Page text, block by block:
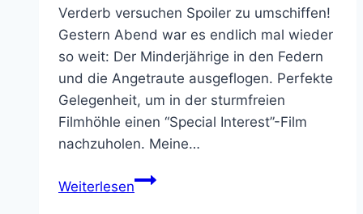
Verderb versuchen Spoiler zu umschiffen!
Gestern Abend war es endlich mal wieder
so weit: Der Minderjährige in den Federn
und die Angetraute ausgeflogen. Perfekte
Gelegenheit, um in der sturmfreien
Filmhöhle einen “Special Interest”-Film
nachzuholen. Meine…
WeiterlesenNachgeholt: